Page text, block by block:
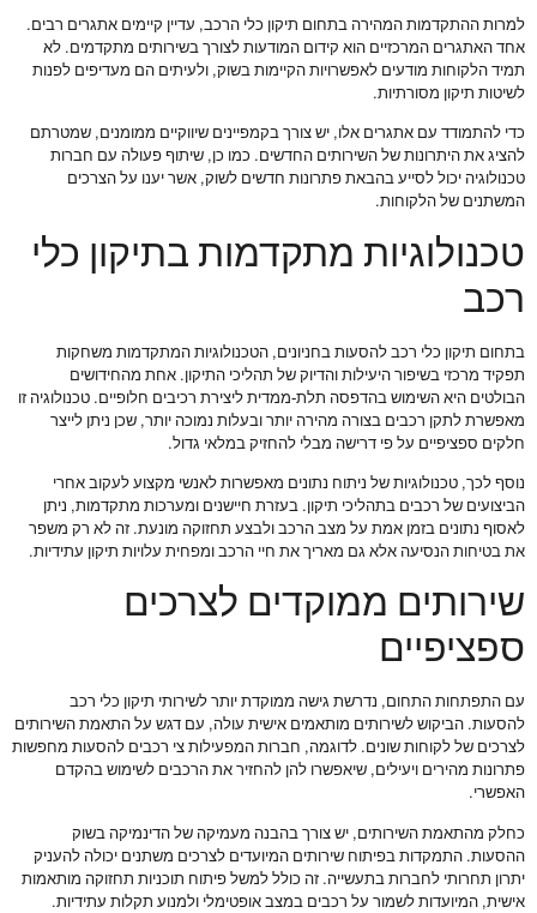
למרות ההתקדמות המהירה בתחום תיקון כלי הרכב, עדיין קיימים אתגרים רבים.
אחד האתגרים המרכזיים הוא קידום המודעות לצורך בשירותים מתקדמים. לא
תמיד הלקוחות מודעים לאפשרויות הקיימות בשוק, ולעיתים הם מעדיפים לפנות
לשיטות תיקון מסורתיות.
כדי להתמודד עם אתגרים אלו, יש צורך בקמפיינים שיווקיים ממומנים, שמטרתם
להציג את היתרונות של השירותים החדשים. כמו כן, שיתוף פעולה עם חברות
טכנולוגיה יכול לסייע בהבאת פתרונות חדשים לשוק, אשר יענו על הצרכים
המשתנים של הלקוחות.
טכנולוגיות מתקדמות בתיקון כלי
רכב
בתחום תיקון כלי רכב להסעות בחניונים, הטכנולוגיות המתקדמות משחקות
תפקיד מרכזי בשיפור היעילות והדיוק של תהליכי התיקון. אחת מהחידושים
הבולטים היא השימוש בהדפסה תלת-ממדית ליצירת רכיבים חלופיים. טכנולוגיה זו
מאפשרת לתקן רכבים בצורה מהירה יותר ובעלות נמוכה יותר, שכן ניתן לייצר
חלקים ספציפיים על פי דרישה מבלי להחזיק במלאי גדול.
נוסף לכך, טכנולוגיות של ניתוח נתונים מאפשרות לאנשי מקצוע לעקוב אחרי
הביצועים של רכבים בתהליכי תיקון. בעזרת חיישנים ומערכות מתקדמות, ניתן
לאסוף נתונים בזמן אמת על מצב הרכב ולבצע תחזוקה מונעת. זה לא רק משפר
את בטיחות הנסיעה אלא גם מאריך את חיי הרכב ומפחית עלויות תיקון עתידיות.
שירותים ממוקדים לצרכים
ספציפיים
עם התפתחות התחום, נדרשת גישה ממוקדת יותר לשירותי תיקון כלי רכב
להסעות. הביקוש לשירותים מותאמים אישית עולה, עם דגש על התאמת השירותים
לצרכים של לקוחות שונים. לדוגמה, חברות המפעילות צי רכבים להסעות מחפשות
פתרונות מהירים ויעילים, שיאפשרו להן להחזיר את הרכבים לשימוש בהקדם
האפשרי.
כחלק מהתאמת השירותים, יש צורך בהבנה מעמיקה של הדינמיקה בשוק
ההסעות. התמקדות בפיתוח שירותים המיועדים לצרכים משתנים יכולה להעניק
יתרון תחרותי לחברות בתעשייה. זה כולל למשל פיתוח תוכניות תחזוקה מותאמות
אישית, המיועדות לשמור על רכבים במצב אופטימלי ולמנוע תקלות עתידיות.